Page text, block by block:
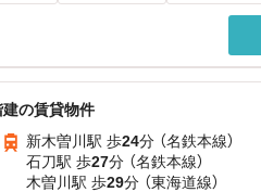
の賃貸物件
新木曽川駅 歩24分 （名鉄本線）
石刀駅 歩27分 （名鉄本線）
木曽川駅 歩29分 （東海道線）